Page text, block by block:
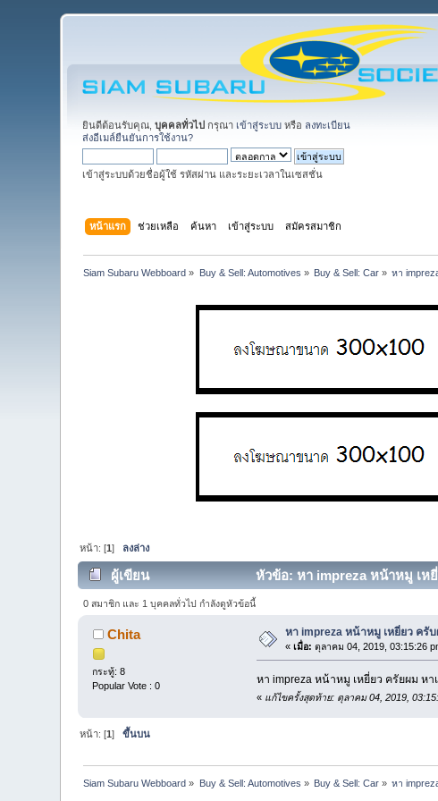
ยินดีต้อนรับคุณ,บุคคลทั่วไป กรุณา เข้าสู่ระบบ หรือ ลงทะเบียน
ส่งอีเมล์ยืนยันการใช้งาน?
เข้าสู่ระบบด้วยชื่อผู้ใช้ รหัสผ่าน และระยะเวลาในเซสชั่น
หน้าแรก ช่วยเหลือ ค้นหา เข้าสู่ระบบ สมัครสมาชิก
Siam Subaru Webboard » Buy & Sell: Automotives » Buy & Sell: Car » หา
หน้า: [1] ลงล่าง
ผู้เขียน หัวข้อ: หา impreza หน้าหมู เห
0 สมาชิก และ 1 บุคคลทั่วไป กำลังดูหัวข้อนี้
Chita
กระทู้: 8
Popular Vote : 0
หา impreza หน้าหมู เหยี่ยว ครั
«เมื่อ: ตุลาคม 04, 2019, 03:15:26
หา impreza หน้าหมู เหยี่ยว ครัยผม หา
« แก้ไขครั้งสุดท้าย: ตุลาคม 04, 2019,
หน้า: [1]ขึ้นบน
Siam Subaru Webboard » Buy & Sell: Automotives » Buy & Sell: Car » หา